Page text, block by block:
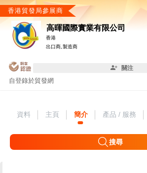
香港貿發局參展商
高暉國際實業有限公司
香港
出口商, 製造商
關注
自登錄於貿發網
資料 主頁 簡介 產品 / 服務
搜尋